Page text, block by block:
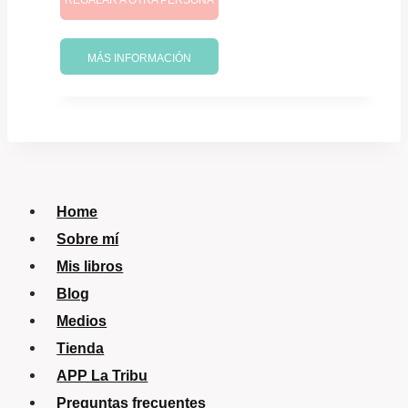
era:
S/ 146.42.
MÁS INFORMACIÓN
Home
Sobre mí
Mis libros
Blog
Medios
Tienda
APP La Tribu
Preguntas frecuentes